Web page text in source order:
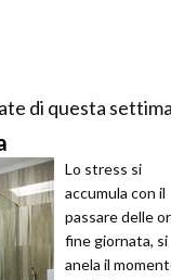
di questa
Lo stress si
accumula con il
passare delle
fine giornata, si
anela il